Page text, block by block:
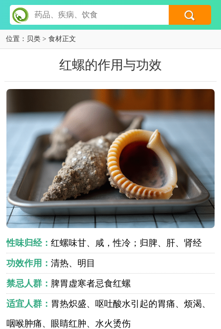
位置： 贝类 > 食材正文
红螺的作用与功效
性味归经：红螺味甘、咸，性冷；归脾、肝、肾经
功效作用：清热、明目
禁忌人群： 脾胃虚寒者忌食红螺
适宜人群： 胃热炽盛、呕吐酸水引起的胃痛、烦渴、
咽喉肿痛、眼睛红肿、水火烫伤